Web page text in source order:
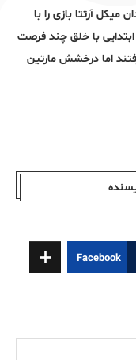
میکل آرتتا بازی را با
ابتدایی با خلق چند فرصت
اما درخشش مارتین
Facebook